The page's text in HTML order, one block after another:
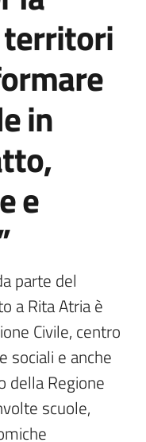
territori
in
e
parte del
a Rita Atria è
Civile, centro
sociali e anche
della Regione
scuole,